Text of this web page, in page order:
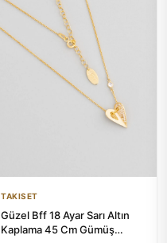
TAKISET
Güzel Bff 18 Ayar Sarı Altın
Kaplama 45 Cm Gümüş